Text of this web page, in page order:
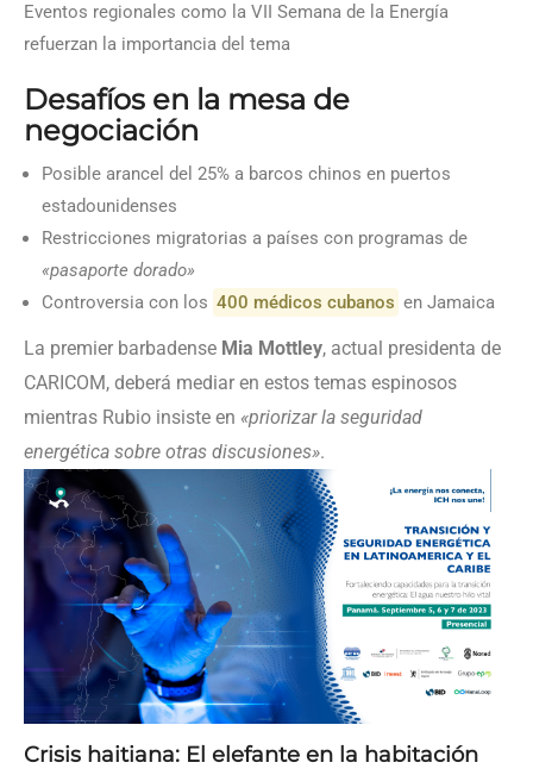
Eventos regionales como la VII Semana de la Energía
refuerzan la importancia del tema
Desafíos en la mesa de
negociación
Posible arancel del 25% a barcos chinos en puertos
estadounidenses
Restricciones migratorias a países con programas de
«pasaporte dorado»
Controversia con los 400 médicos cubanos en Jamaica
La premier barbadense Mia Mottley, actual presidenta de
CARICOM, deberá mediar en estos temas espinosos
mientras Rubio insiste en «priorizar la seguridad
energética sobre otras discusiones».
Crisis haitiana: El elefante en la habitación